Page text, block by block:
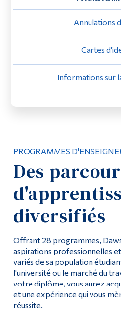
Annulations
Cartes
Informations sur
PROGRAMMES
Des
diversifiés
Offrant 28 programmes,
aspirations professionnelles
variés de sa population
l'université ou le marché du
votre diplôme, vous aurez
et une expérience qui vous
réussite.